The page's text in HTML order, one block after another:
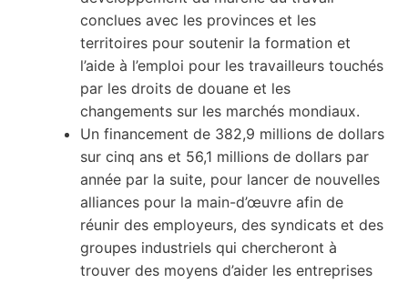
conclues avec les provinces et les
territoires pour soutenir la formation et
l’aide à l’emploi pour les travailleurs touchés
par les droits de douane et les
changements sur les marchés mondiaux.
Un financement de 382,9 millions de dollars
sur cinq ans et 56,1 millions de dollars par
année par la suite, pour lancer de nouvelles
alliances pour la main-d’œuvre afin de
réunir des employeurs, des syndicats et des
groupes industriels qui chercheront à
trouver des moyens d’aider les entreprises